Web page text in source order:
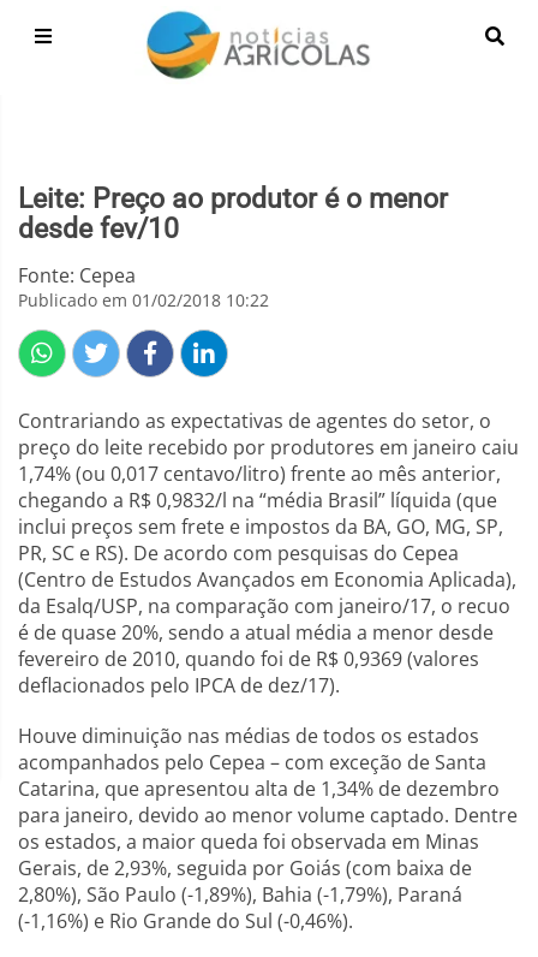
Leite: Preço ao produtor é o menor
desde fev/10
Fonte: Cepea
Publicado em 01/02/2018 10:22
Contrariando as expectativas de agentes do setor, o
preço do leite recebido por produtores em janeiro caiu
1,74% (ou 0,017 centavo/litro) frente ao mês anterior,
chegando a R$ 0,9832/l na “média Brasil” líquida (que
inclui preços sem frete e impostos da BA, GO, MG, SP,
PR, SC e RS). De acordo com pesquisas do Cepea
(Centro de Estudos Avançados em Economia Aplicada),
da Esalq/USP, na comparação com janeiro/17, o recuo
é de quase 20%, sendo a atual média a menor desde
fevereiro de 2010, quando foi de R$ 0,9369 (valores
deflacionados pelo IPCA de dez/17).
Houve diminuição nas médias de todos os estados
acompanhados pelo Cepea – com exceção de Santa
Catarina, que apresentou alta de 1,34% de dezembro
para janeiro, devido ao menor volume captado. Dentre
os estados, a maior queda foi observada em Minas
Gerais, de 2,93%, seguida por Goiás (com baixa de
2,80%), São Paulo (-1,89%), Bahia (-1,79%), Paraná
(-1,16%) e Rio Grande do Sul (-0,46%).